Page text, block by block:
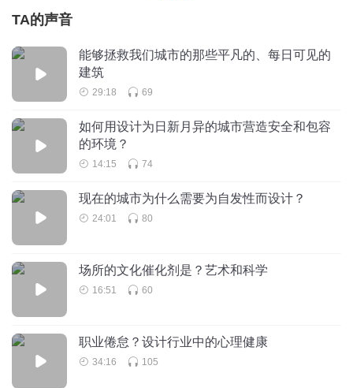
TA的声音
能够拯救我们城市的那些平凡的、每日可见的
建筑
29:18 69
如何用设计为日新月异的城市营造安全和包容
的环境？
14:15 74
现在的城市为什么需要为自发性而设计？
24:01 80
场所的文化催化剂是？艺术和科学
16:51 60
职业倦怠？设计行业中的心理健康
34:16 105